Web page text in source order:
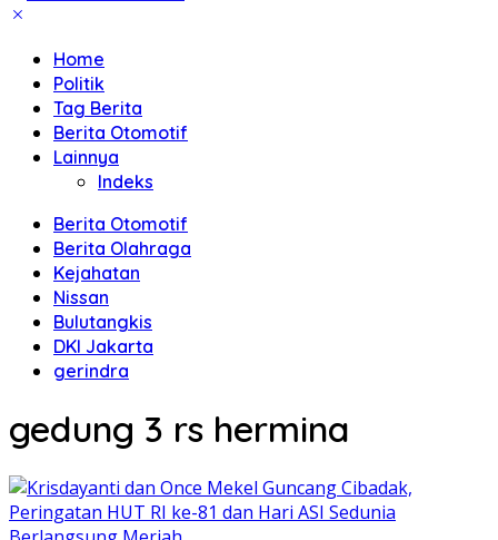
Home
Politik
Tag Berita
Berita Otomotif
Lainnya
Indeks
Berita Otomotif
Berita Olahraga
Kejahatan
Nissan
Bulutangkis
DKI Jakarta
gerindra
gedung 3 rs hermina